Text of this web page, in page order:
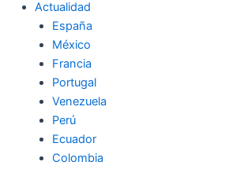
Actualidad
España
México
Francia
Portugal
Venezuela
Perú
Ecuador
Colombia